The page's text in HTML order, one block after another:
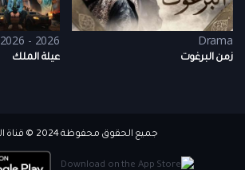
2026 - 2026
عيلة الملك
Drama
زمن البرغوت
جميع الحقوق محفوظة 2024 © قناة الظفرة